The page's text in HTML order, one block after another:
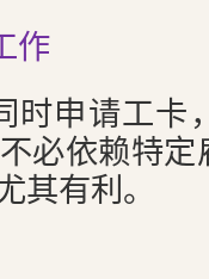
作
时申请工卡
必依赖特
其有利。